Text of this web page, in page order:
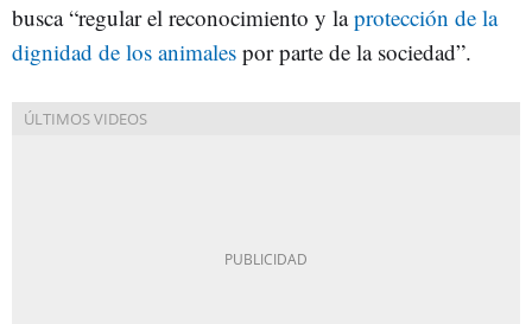
busca “regular el reconocimiento y laprotección de la
dignidad de los animales por parte de la sociedad”.